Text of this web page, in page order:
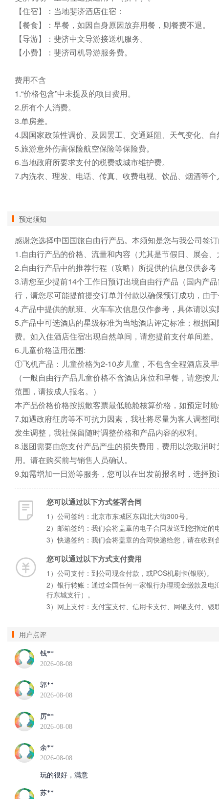
【住宿】：当地斐济酒店住宿：
【餐食】：早餐，如因自身原因放弃用餐，则餐费不退。
【导游】：斐济中文导游接送机服务。
【小费】：斐济司机导游服务费。
费用不含
1.“价格包含”中未提及的项目费用。
2.所有个人消费。
3.单房差。
4.因国家政策性调价、及因罢工、交通延阻、天气变化、
5.旅游意外伤害保险航空保险等保险费。
6.当地政府所要求支付的税费或城市维护费。
7.内洗衣、理发、电话、传真、收费电视、饮品、烟酒等个
预定须知
感谢您选择中国国旅自由行产品。本须知是您与我公司签
1.自由行产品的价格、流量和内容（尤其是节假日、展会
2.自由行产品中的推荐行程（攻略）所提供的信息仅供参
3.请您至少提前14个工作日预订出境自由行产品（国内产
行，请您尽可能提前提交订单并付款以确保预订成功，由
4.产品中提供的航班、火车车次信息仅作参考，具体请以
5.产品中可选酒店的星级标准为当地酒店评定标准；根据
费。如入住酒店住宿出现自然单间，请您提前支付单间差。
6.儿童价格适用范围:
①飞机产品：儿童价格为2-10岁儿童，不包含全程酒店及
（一般自由行产品儿童价格不含酒店床位和早餐，请您
范围，请按成人报名。）
本产品价格价格按照散客票最低舱舱核算价格，如预定时
7.如遇政府征房等不可抗力因素，我社将尽量为客人调整
发生调整，我社保留随时调整价格和产品内容的权利。
8.退团需要由您支付产品产生的损失费用，费用以您取消
用。请在购买前与销售人员确认。
9.如需增加一日游等服务，您可以在出发前报名时，选择
您可以通过以下方式签署合同
1）公司签约：北京市东城区东四北大街300号。
2）邮箱签约：我们会将盖章的电子合同发送到您指定
3）快递签约：我们会将盖章的合同快递给您，请在收
您可以通过以下方式支付费用
1）公司支付：到公司现金付款，或POS机刷卡(银联)。
2）银行转账：通过全国任何一家银行办理现金缴款及
行东城支行）。
3）网上支付：支付宝支付、信用卡支付、网银支付、银
用户点评
钱**
2026-08-08
郭**
2026-08-08
厉**
2026-08-08
余**
2026-08-08
玩的很好，满意
苏**